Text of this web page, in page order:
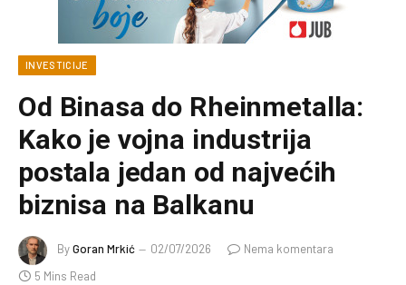
INVESTICIJE
Od Binasa do Rheinmetalla:
Kako je vojna industrija
postala jedan od najvećih
biznisa na Balkanu
ByGoran Mrkić 02/07/2026
Nema komentara
5 Mins Read